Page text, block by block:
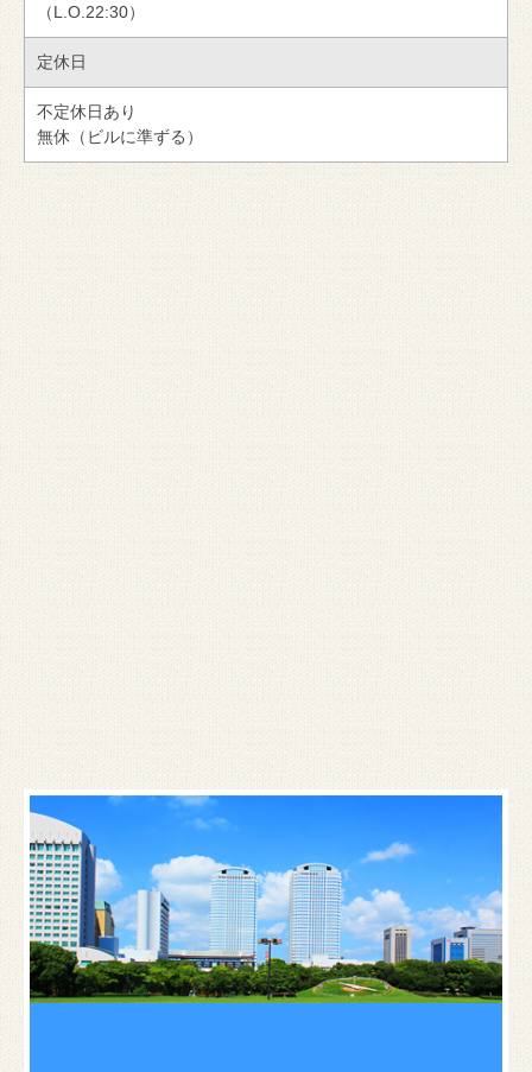
（L.O.22:30）
定休日
不定休日あり
無休（ビルに準ずる）